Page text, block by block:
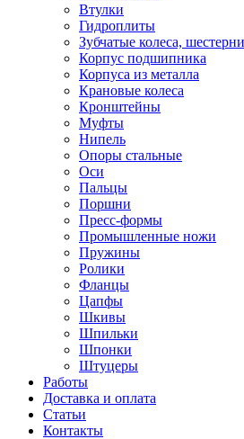
Втулки
Гидроплиты
Зубчатые колеса, шестерни
Корпус подшипника
Корпуса из металла
Крановые колеса
Кронштейны
Муфты
Нипель
Опоры стальные
Оси
Пальцы
Поршни
Пресс-формы
Промышленные ножи
Пружины
Ролики
Фланцы
Цапфы
Шкивы
Шпильки
Шпонки
Штуцеры
Работы
Доставка и оплата
Статьи
Контакты